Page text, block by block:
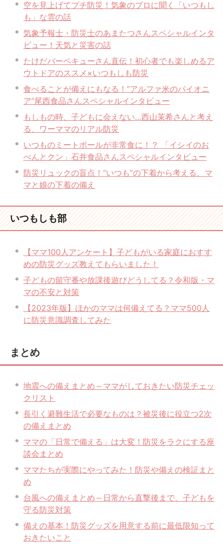
空を見上げてプチ防災！気象のプロに聞く「いつもし
も」な雲の話
気象予報士・防災士のあまたつさんスペシャルインタ
ビュー！天気と災害の話
たけだバーベキューさん直伝！初心者でも楽しめるア
ウトドアのススメ×いつもしも防災
食べることが備えにもなる！”アルファ米のパイオニ
ア”尾西食品さんスペシャルインタビュー
もしもの時、子どもに会えない…西山茉希さんと考え
る、ワーママのリアル防災
いつものミートボールが非常食に！？ 「イシイのお
べんとクン」石井食品さんスペシャルインタビュー
防災リュックの盲点！“いつも”の下着から考える、マ
マと娘の下着の備え
いつもしも部
【ママ100人アンケート】子どもがいる家庭におすす
めの防災グッズ教えてもらいました！
子どもの留守番や放課後遊びどうしてる？令和版・マ
マの不安と対策
【2023年版】ほかのママは何備えてる？ママ500人
に防災意識調査してみた
まとめ
地震への備えまとめ～ママがしておきたい防災チェッ
クリスト
長引く避難生活で必要なものは？被災後に役立つ2次
の備えまとめ
ママの「日常で備える」は大変！防災をラクにする座
談会まとめ
ママたちが実際にやってみた！防災や備えの検証まと
め
台風への備えまとめ～日常から直撃後まで、子どもを
守る防災対策
備えの基本！防災グッズを用意する前に最低限知って
おきたいこと